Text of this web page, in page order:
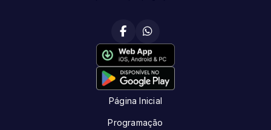
Página Inicial
Programação